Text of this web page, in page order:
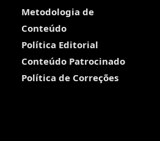
Metodologia de
Conteúdo
Política Editorial
Conteúdo Patrocinado
Política de Correções